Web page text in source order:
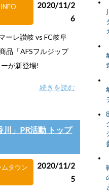
INFO
2020/11/2
6
ーレ讃岐 vs FC岐阜
品「AFSフルジップ
が新登場!
続きを読む
川」PR活動 トップ
ムタウン
2020/11/2
5